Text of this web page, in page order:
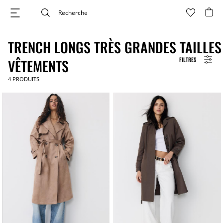
FILTRES
TRENCH LONGS TRÈS GRANDES TAILLES
VÊTEMENTS
4 PRODUITS